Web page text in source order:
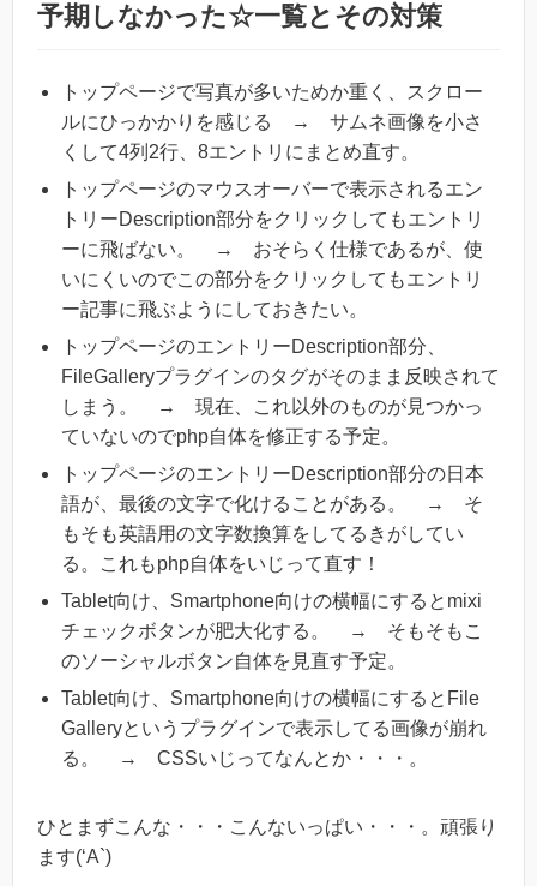
予期しなかった☆一覧とその対策
トップページで写真が多いためか重く、スクロー
ルにひっかかりを感じる → サムネ画像を小さ
くして4列2行、8エントリにまとめ直す。
トップページのマウスオーバーで表示されるエン
トリーDescription部分をクリックしてもエントリ
ーに飛ばない。 → おそらく仕様であるが、使
いにくいのでこの部分をクリックしてもエントリ
ー記事に飛ぶようにしておきたい。
トップページのエントリーDescription部分、
FileGalleryプラグインのタグがそのまま反映されて
しまう。 → 現在、これ以外のものが見つかっ
ていないのでphp自体を修正する予定。
トップページのエントリーDescription部分の日本
語が、最後の文字で化けることがある。 → そ
もそも英語用の文字数換算をしてるきがしてい
る。これもphp自体をいじって直す！
Tablet向け、Smartphone向けの横幅にするとmixi
チェックボタンが肥大化する。 → そもそもこ
のソーシャルボタン自体を見直す予定。
Tablet向け、Smartphone向けの横幅にするとFile
Galleryというプラグインで表示してる画像が崩れ
る。 → CSSいじってなんとか・・・。
ひとまずこんな・・・こんないっぱい・・・。頑張り
ます(‘A`)